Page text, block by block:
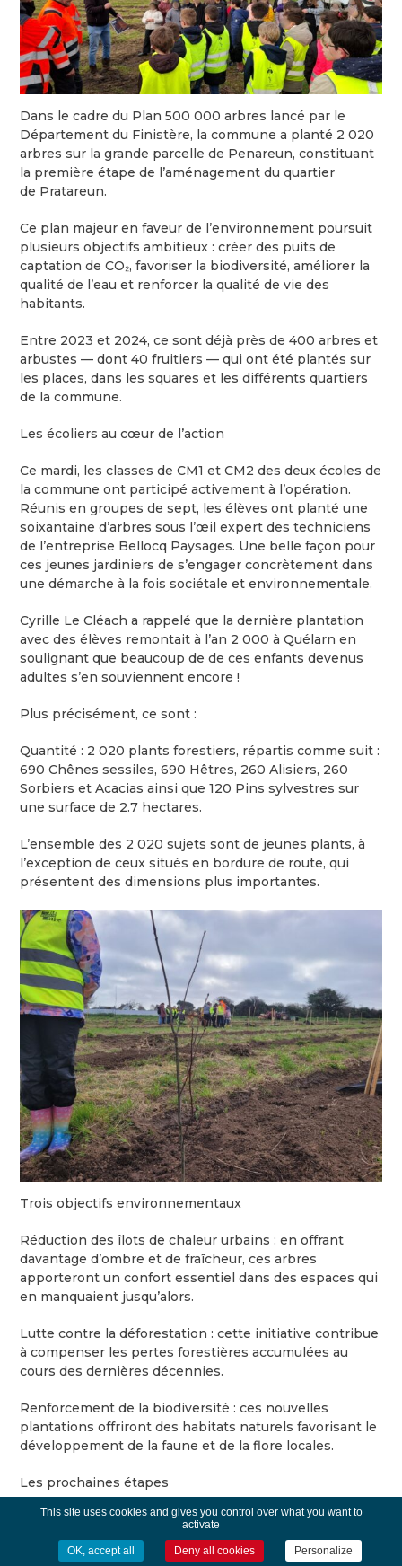
Dans le cadre du Plan 500 000 arbres lancé par le
Département du Finistère, la commune a planté 2 020
arbres sur la grande parcelle de Penareun, constituant
la première étape de l’aménagement du quartier
de Pratareun.
Ce plan majeur en faveur de l’environnement poursuit
plusieurs objectifs ambitieux : créer des puits de
captation de CO₂, favoriser la biodiversité, améliorer la
qualité de l’eau et renforcer la qualité de vie des
habitants.
Entre 2023 et 2024, ce sont déjà près de 400 arbres et
arbustes — dont 40 fruitiers — qui ont été plantés sur
les places, dans les squares et les différents quartiers
de la commune.
Les écoliers au cœur de l’action
Ce mardi, les classes de CM1 et CM2 des deux écoles de
la commune ont participé activement à l’opération.
Réunis en groupes de sept, les élèves ont planté une
soixantaine d’arbres sous l’œil expert des techniciens
de l’entreprise Bellocq Paysages. Une belle façon pour
ces jeunes jardiniers de s’engager concrètement dans
une démarche à la fois sociétale et environnementale.
Cyrille Le Cléach a rappelé que la dernière plantation
avec des élèves remontait à l’an 2 000 à Quélarn en
soulignant que beaucoup de de ces enfants devenus
adultes s’en souviennent encore !
Plus précisément, ce sont :
Quantité : 2 020 plants forestiers, répartis comme suit :
690 Chênes sessiles, 690 Hêtres, 260 Alisiers, 260
Sorbiers et Acacias ainsi que 120 Pins sylvestres sur
une surface de 2.7 hectares.
L’ensemble des 2 020 sujets sont de jeunes plants, à
l’exception de ceux situés en bordure de route, qui
présentent des dimensions plus importantes.
Trois objectifs environnementaux
Réduction des îlots de chaleur urbains : en offrant
davantage d’ombre et de fraîcheur, ces arbres
apporteront un confort essentiel dans des espaces qui
en manquaient jusqu’alors.
Lutte contre la déforestation : cette initiative contribue
à compenser les pertes forestières accumulées au
cours des dernières décennies.
Renforcement de la biodiversité : ces nouvelles
plantations offriront des habitats naturels favorisant le
développement de la faune et de la flore locales.
Les prochaines étapes
La commune a lancé une réflexion sur l’aménagement
de la parcelle à proximité immédiate, face au futur
Hameau de Prat. Tout un quartier, pour lequel l’avis des
This site uses cookies and gives you control over what you want to
activate
OK, accept all Deny all cookies Personalize